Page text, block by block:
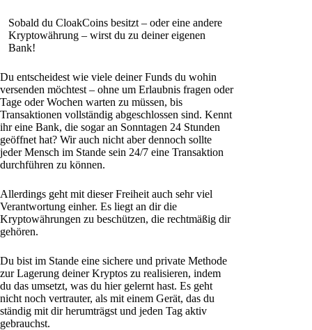
Sobald du CloakCoins besitzt – oder eine andere
Kryptowährung – wirst du zu deiner eigenen
Bank!
Du entscheidest wie viele deiner Funds du wohin
versenden möchtest – ohne um Erlaubnis fragen oder
Tage oder Wochen warten zu müssen, bis
Transaktionen vollständig abgeschlossen sind. Kennt
ihr eine Bank, die sogar an Sonntagen 24 Stunden
geöffnet hat? Wir auch nicht aber dennoch sollte
jeder Mensch im Stande sein 24/7 eine Transaktion
durchführen zu können.
Allerdings geht mit dieser Freiheit auch sehr viel
Verantwortung einher. Es liegt an dir die
Kryptowährungen zu beschützen, die rechtmäßig dir
gehören.
Du bist im Stande eine sichere und private Methode
zur Lagerung deiner Kryptos zu realisieren, indem
du das umsetzt, was du hier gelernt hast. Es geht
nicht noch vertrauter, als mit einem Gerät, das du
ständig mit dir herumträgst und jeden Tag aktiv
gebrauchst.